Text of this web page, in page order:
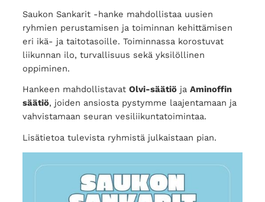
Saukon Sankarit -hanke mahdollistaa uusien
ryhmien perustamisen ja toiminnan kehittämisen
eri ikä- ja taitotasoille. Toiminnassa korostuvat
liikunnan ilo, turvallisuus sekä yksilöllinen
oppiminen.
Hankeen mahdollistavat Olvi-säätiöja Aminoffin
säätiö, joiden ansiosta pystymme laajentamaan ja
vahvistamaan seuran vesiliikuntatoimintaa.
Lisätietoa tulevista ryhmistä julkaistaan pian.